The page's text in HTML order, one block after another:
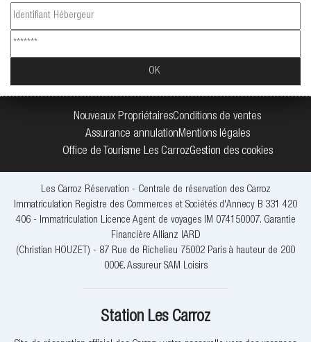
Nouveaux PropriétairesConditions de ventes
Assurance annulationMentions légales
Office de Tourisme Les CarrozGestion des cookies
Les Carroz Réservation - Centrale de réservation des Carroz
Immatriculation Registre des Commerces et Sociétés d'Annecy B 331 420
406 - Immatriculation Licence Agent de voyages IM 074150007. Garantie
Financière Allianz IARD
(Christian HOUZET) - 87 Rue de Richelieu 75002 Paris à hauteur de 200
000€. Assureur SAM Loisirs
Station Les Carroz